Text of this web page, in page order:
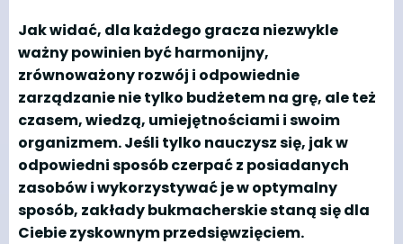
Jak widać, dla każdego gracza niezwykle
ważny powinien być harmonijny,
zrównoważony rozwój i odpowiednie
zarządzanie nie tylko budżetem na grę, ale też
czasem, wiedzą, umiejętnościami i swoim
organizmem. Jeśli tylko nauczysz się, jak w
odpowiedni sposób czerpać z posiadanych
zasobów i wykorzystywać je w optymalny
sposób, zakłady bukmacherskie staną się dla
Ciebie zyskownym przedsięwzięciem.